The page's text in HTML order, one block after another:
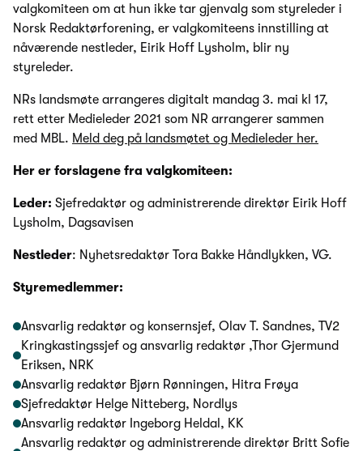
valgkomiteen om at hun ikke tar gjenvalg som styreleder i
Norsk Redaktørforening, er valgkomiteens innstilling at
nåværende nestleder, Eirik Hoff Lysholm, blir ny
styreleder.
NRs landsmøte arrangeres digitalt mandag 3. mai kl 17,
rett etter Medieleder 2021 som NR arrangerer sammen
med MBL. Meld deg på landsmøtet og Medieleder her.
Her er forslagene fra valgkomiteen:
Leder: Sjefredaktør og administrerende direktør Eirik Hoff
Lysholm, Dagsavisen
Nestleder: Nyhetsredaktør Tora Bakke Håndlykken, VG.
Styremedlemmer:
Ansvarlig redaktør og konsernsjef, Olav T. Sandnes, TV2
Kringkastingssjef og ansvarlig redaktør ,Thor Gjermund
Eriksen, NRK
Ansvarlig redaktør Bjørn Rønningen, Hitra Frøya
Sjefredaktør Helge Nitteberg, Nordlys
Ansvarlig redaktør Ingeborg Heldal, KK
Ansvarlig redaktør og administrerende direktør Britt Sofie